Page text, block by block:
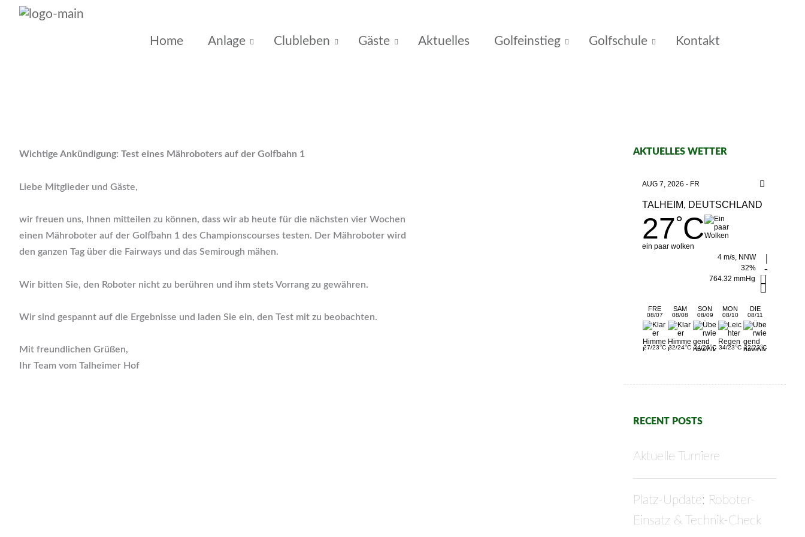
Home Anlage Clubleben Gäste Aktuelles Golfeinstieg Golfschule Kontakt
Wichtige Ankündigung: Test eines Mähroboters auf der Golfbahn 1
Liebe Mitglieder und Gäste,
wir freuen uns, Ihnen mitteilen zu können, dass wir ab heute für die nächsten vier Wochen
einen Mähroboter auf der Golfbahn 1 des Championscourses testen. Der Mähroboter wird
den ganzen Tag über die Fairways und das Semirough mähen.
Wir bitten Sie, den Roboter nicht zu berühren und ihm stets Vorrang zu gewähren.
Wir sind gespannt auf die Ergebnisse und laden Sie ein, den Test mit zu beobachten.
Mit freundlichen Grüßen,
Ihr Team vom Talheimer Hof
AKTUELLES WETTER
AUG 7, 2026 - FR
TALHEIM, DEUTSCHLAND
27°C
ein paar wolken
4 m/s, NNW
32%
764.32 mmHg
FRE
08/07
SAM
08/08
SON
08/09
MON
08/10
DIE
08/11
27/23°C 32/24°C 34/26°C 34/23°C 32/22°C
RECENT POSTS
Aktuelle Turniere
Platz-Update: Roboter-
Einsatz & Technik-Check